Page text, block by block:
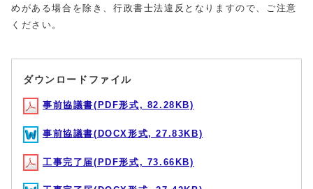
めがある場合を除き、行政書士法違反となりますので、ご注意
ください。
ダウンロードファイル
事前協議書(PDF形式, 82.28KB)
事前協議書(DOCX形式, 27.83KB)
工事完了届(PDF形式, 73.66KB)